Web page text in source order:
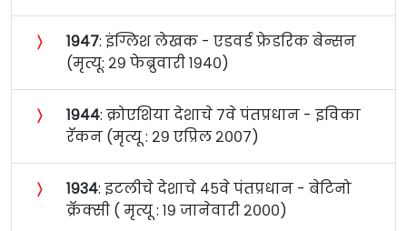
〉 १९४७: इंग्लिश लेखक - एडवर्ड फ्रेडरिक बेन्सन
(मृत्यू: २९ फेब्रुवारी १९४०)
〉 १९४४: क्रोएशिया देशाचे ७वे पंतप्रधान - इविका
रॅकन (मृत्यू : २९ एप्रिल २००७)
〉 १९३४: इटलीचे देशाचे ४५वे पंतप्रधान - बेटिनो
क्रॅक्सी ( मृत्यू : १९ जानेवारी २०००)